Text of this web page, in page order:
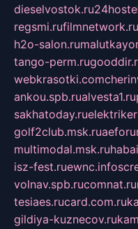
dieselvostok.ru
regsmi.rufilmnetwork.ru
h2o-salon.ru
tango-perm.ru
webkrasotki.com
ankou.spb.rualvesta1.ru
sakhatoday.ru
golf2club.msk.ru
multimodal.msk.ru
isz-fest.ruewnc.info
volnav.spb.rucomnat.ru
tesiaes.rucard.com.ru
gildiya-kuznecov.ru